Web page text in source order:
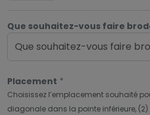
Que souhaitez-vous faire
Que souhaitez-vous faire
Placement *
Choisissez l’emplacement souhaité
diagonale dans la pointe inférieure,